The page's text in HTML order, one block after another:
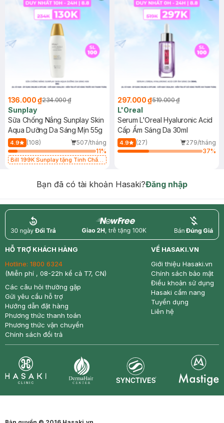
136.000 ₫234.000 ₫
Sunplay
Sữa Chống Nắng Sunplay Skin
Aqua Dưỡng Da Sáng Mịn 55g
4.9 (108)
507/tháng
11%
Bill 199K Sunplay tặng Tinh Chất
297.000 ₫519.000 ₫
L'Oreal
Serum L'Oreal Hyaluronic Acid
Cấp Ẩm Sáng Da 30ml
4.9 (27)
279/tháng
37%
Bạn đã có tài khoản Hasaki?Đăng nhập
return nowfree price
HỖ TRỢ KHÁCH HÀNG
Hotline: 1800 6324
(Miễn phí , 08-22h kể cả T7, CN)
Các câu hỏi thường gặp
Gửi yêu cầu hỗ trợ
Hướng dẫn đặt hàng
Phương thức thanh toán
Phương thức vận chuyển
Chính sách đổi trả
VỀ HASAKI.VN
Giới thiệu Hasaki.vn
Chính sách bảo mật
Điều khoản sử dụng
Hasaki cẩm nang
Tuyển dụng
Liên hệ